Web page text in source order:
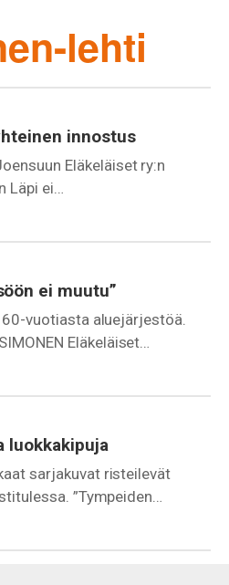
lehti
innostus
Eläkeläiset ry:n
Läpi ei…
ei muutu”
vuotiasta aluejärjestöä.
Eläkeläiset…
luokkakipuja
sarjakuvat risteilevät
”Tympeiden…